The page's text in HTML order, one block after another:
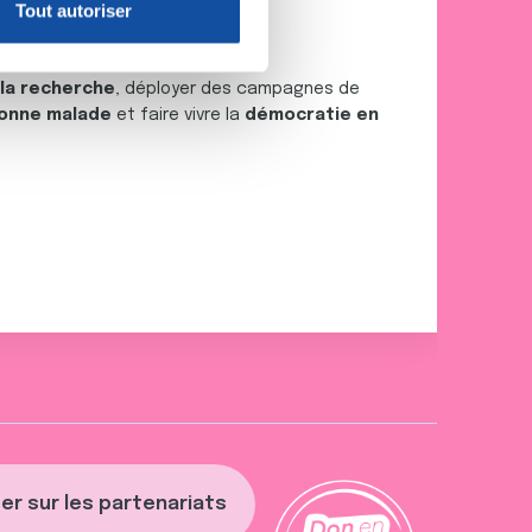
informations que
Tout autoriser
sur les partenariats
recherche, déployer des campagnes de
malade et faire vivre la démocratie en